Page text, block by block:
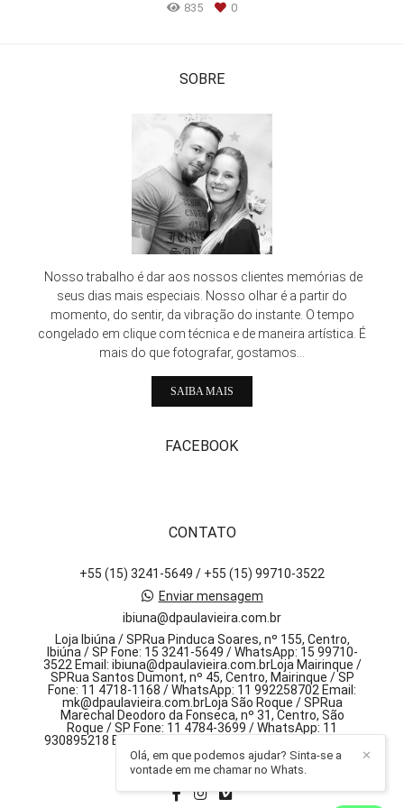
835 0
SOBRE
Nosso trabalho é dar aos nossos clientes memórias de
seus dias mais especiais. Nosso olhar é a partir do
momento, do sentir, da vibração do instante. O tempo
congelado em clique com técnica e de maneira artística. É
mais do que fotografar, gostamos...
SAIBA MAIS
FACEBOOK
CONTATO
+55 (15) 3241-5649 / +55 (15) 99710-3522
Enviar mensagem
ibiuna@dpaulavieira.com.br
Loja Ibiúna / SPRua Pinduca Soares, nº 155, Centro,
Ibiúna / SP Fone: 15 3241-5649 / WhatsApp: 15 99710-
3522 Email: ibiuna@dpaulavieira.com.brLoja Mairinque /
SPRua Santos Dumont, nº 45, Centro, Mairinque / SP
Fone: 11 4718-1168 / WhatsApp: 11 992258702 Email:
mk@dpaulavieira.com.brLoja São Roque / SPRua
Marechal Deodoro da Fonseca, nº 31, Centro, São
Roque / SP Fone: 11 4784-3699 / WhatsApp: 11
930895218 Email: sr@dpaulavieira.com.br, 155 - centro
Ibiúna / SP
✕
Olá, em que podemos ajudar? Sinta-se a
vontade em me chamar no Whats.